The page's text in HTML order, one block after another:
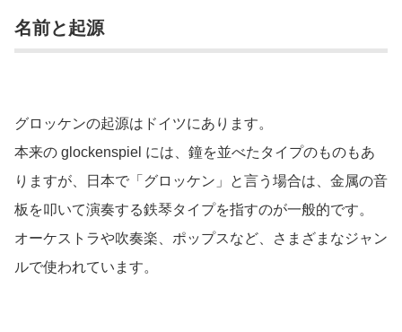
名前と起源
グロッケンの起源はドイツにあります。
本来の glockenspiel には、鐘を並べたタイプのものもあ
りますが、日本で「グロッケン」と言う場合は、金属の音
板を叩いて演奏する鉄琴タイプを指すのが一般的です。
オーケストラや吹奏楽、ポップスなど、さまざまなジャン
ルで使われています。